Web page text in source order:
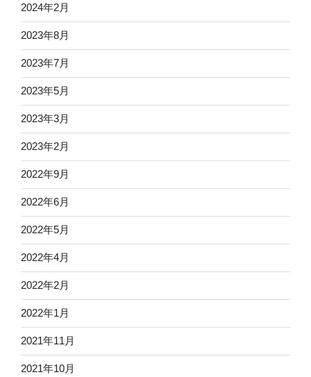
2024年2月
2023年8月
2023年7月
2023年5月
2023年3月
2023年2月
2022年9月
2022年6月
2022年5月
2022年4月
2022年2月
2022年1月
2021年11月
2021年10月